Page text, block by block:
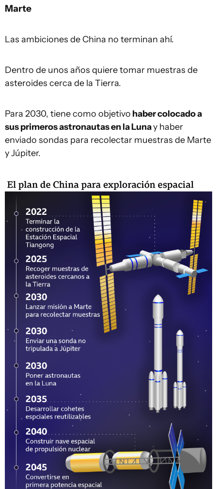
Marte
Las ambiciones de China no terminan ahí.
Dentro de unos años quiere tomar muestras de
asteroides cerca de la Tierra.
Para 2030, tiene como objetivo haber colocado a
sus primeros astronautas en la Lunay haber
enviado sondas para recolectar muestras de Marte
y Júpiter.